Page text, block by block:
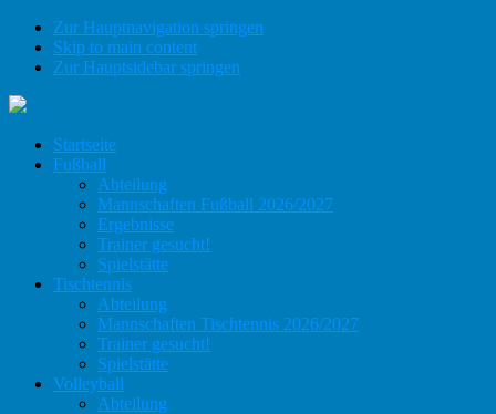
Zur Hauptnavigation springen
Skip to main content
Zur Hauptsidebar springen
Startseite
Fußball
Abteilung
Mannschaften Fußball 2026/2027
Ergebnisse
Trainer gesucht!
Spielstätte
Tischtennis
Abteilung
Mannschaften Tischtennis 2026/2027
Trainer gesucht!
Spielstätte
Volleyball
Abteilung